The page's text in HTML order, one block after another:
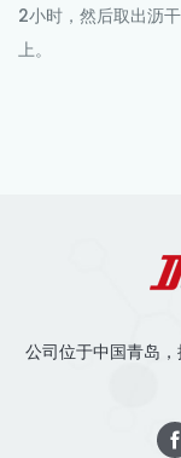
2小时，然后取出沥
上。
公司位于中国青岛